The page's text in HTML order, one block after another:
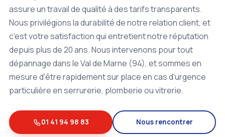
assure un travail de qualité à des tarifs transparents.
Nous privilégions la durabilité de notre relation client, et
c'est votre satisfaction qui entretient notre réputation
depuis plus de 20 ans. Nous intervenons pour tout
dépannage dans le Val de Marne (94), et sommes en
mesure d'être rapidement sur place en cas d'urgence
particulière en serrurerie, plomberie ou vitrerie.
01 41 94 98 83 Nous rencontrer